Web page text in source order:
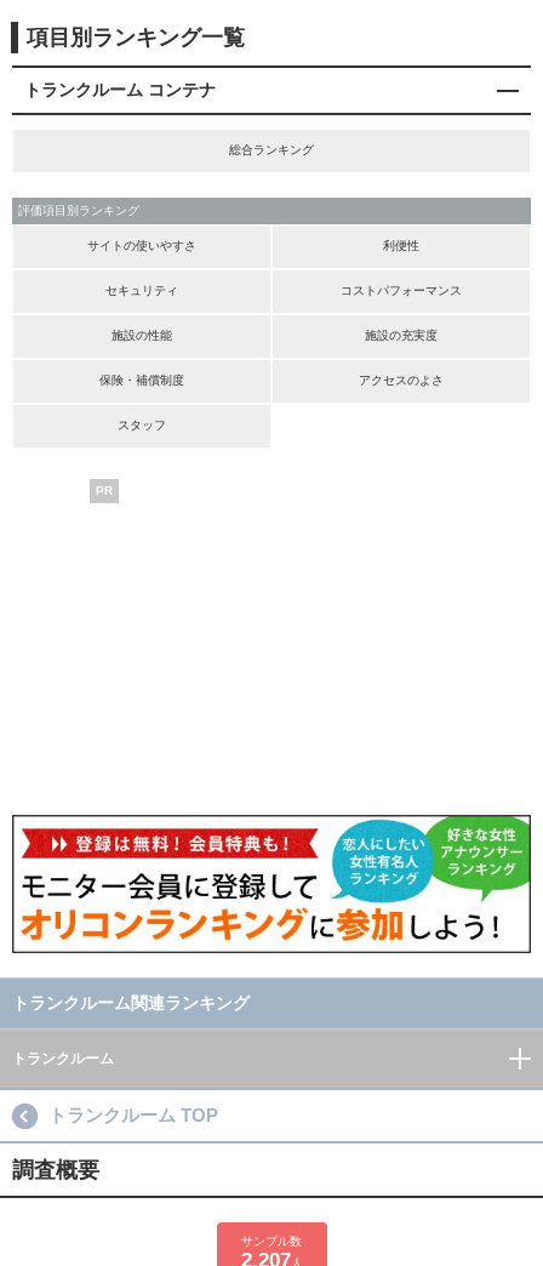
項目別ランキング一覧
トランクルーム コンテナ
総合ランキング
評価項目別ランキング
サイトの使いやすさ 利便性
セキュリティ コストパフォーマンス
施設の性能 施設の充実度
保険・補償制度 アクセスのよさ
スタッフ
PR
トランクルーム関連ランキング
トランクルーム
トランクルーム TOP
調査概要
サンプル数
2,207 人